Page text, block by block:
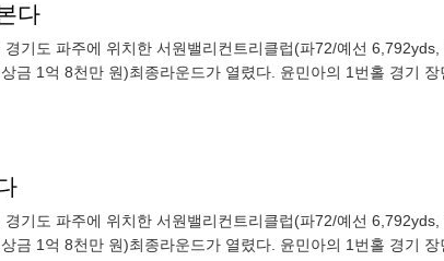
다
기도 파주에 위치한 서원밸리컨트리클럽(파72/예선
금 1억 8천만 원)최종라운드가 열렸다. 윤민아의 1번홀 경기 장
기도 파주에 위치한 서원밸리컨트리클럽(파72/예선
금 1억 8천만 원)최종라운드가 열렸다. 윤민아의 1번홀 경기 장